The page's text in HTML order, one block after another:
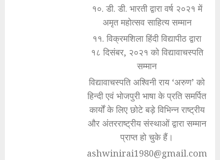
१०. डी. डी. भारती द्वारा वर्ष २०२१ में
अमृत महोत्सव साहित्य सम्मान
११. विक्रमशिला हिंदी विद्यापीठ द्वारा
१८ दिसंबर, २०२१ को विद्यावाचस्पति
सम्मान
विद्यावाचस्पति अश्विनी राय ‘अरुण’ को
हिन्दी एवं भोजपुरी भाषा के प्रति समर्पित
कार्यों के लिए छोटे बड़े विभिन्न राष्ट्रीय
और अंतरराष्ट्रीय संस्थाओं द्वारा सम्मान
प्राप्त हो चुके हैं।
ashwinirai1980@gmail.com